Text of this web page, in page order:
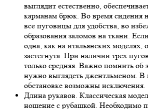
выглядит естественно,
карманам брюк. Во время сидения
все пуговицы для удобства, во
образования заломов на ткани.
одна, как на итальянских
застегнута. При наличии трех
только средняя. Важно помнить об
нужно выглядеть джентльменом. В
обстановке возможны исключения.
Длина рукавов. Классическая
ношение с рубашкой. Необходимо